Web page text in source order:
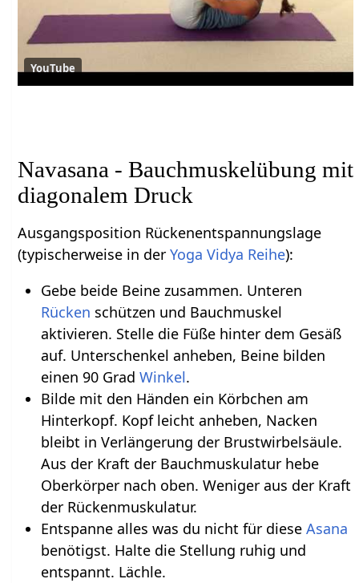
YouTube
Navasana - Bauchmuskelübung mit
diagonalem Druck
Ausgangsposition Rückenentspannungslage
(typischerweise in derYoga Vidya Reihe):
Gebe beide Beine zusammen. Unteren
Rücken schützen und Bauchmuskel
aktivieren. Stelle die Füße hinter dem Gesäß
auf. Unterschenkel anheben, Beine bilden
einen 90 Grad Winkel.
Bilde mit den Händen ein Körbchen am
Hinterkopf. Kopf leicht anheben, Nacken
bleibt in Verlängerung der Brustwirbelsäule.
Aus der Kraft der Bauchmuskulatur hebe
Oberkörper nach oben. Weniger aus der Kraft
der Rückenmuskulatur.
Entspanne alles was du nicht für diese Asana
benötigst. Halte die Stellung ruhig und
entspannt. Lächle.